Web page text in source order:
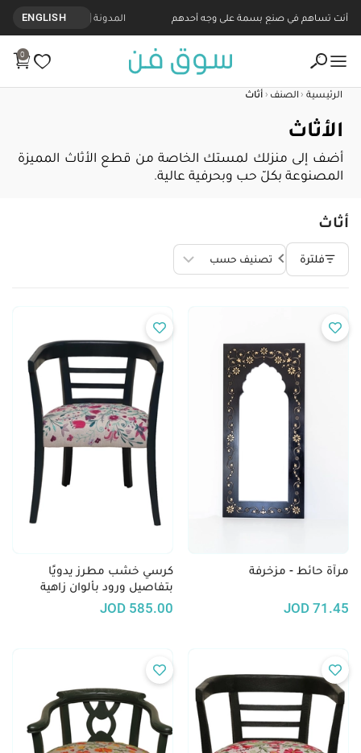
أنت تساهم في صنع بسمة على وجه أحدهم المدونة ENGLISH
0
الرئيسية ‹ الصنف ‹ أثاث
الأثاث
أضف إلى منزلك لمستك الخاصة من قطع الأثاث المميزة
المصنوعة بكلّ حب وبحرفية عالية.
أثاث
فلترة
مرآة حائط - مزخرفة
71.45
JOD
كرسي خشب مطرز يدويًا
بتفاصيل ورود بألوان زاهية
585.00
JOD